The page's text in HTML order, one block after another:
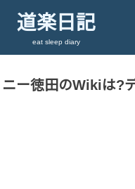
道楽日記
eat sleep diary
ニー徳田のWikiは?